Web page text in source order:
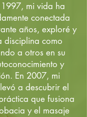
mi vida ha
conectada
años, exploré y
disciplina como
a otros en su
y
En 2007, mi
a descubrir el
que fusiona
y el masaje